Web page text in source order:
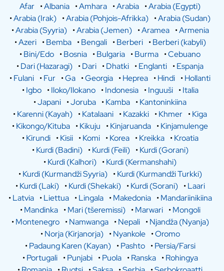
Afar •Albania •Amhara •Arabia •Arabia (Egypti)
•Arabia (Irak) •Arabia (Pohjois-Afrikka) •Arabia (Sudan)
•Arabia (Syyria) •Arabia (Jemen) •Aramea •Armenia
•Azeri •Bemba •Bengali •Berberi •Berberi (kabyli)
•Bini/Edo •Bosnia •Bulgaria •Burma •Cebuano
•Dari (Hazaragi) •Dari •Dhatki •Englanti •Espanja
•Fulani •Fur •Ga •Georgia •Heprea •Hindi •Hollanti
•Igbo •Iloko/Ilokano •Indonesia •Inguuši •Italia
•Japani •Joruba •Kamba •Kantoninkiina
•Karenni (Kayah) •Katalaani •Kazakki •Khmer •Kiga
•Kikongo/Kituba •Kikuju •Kinjaruanda •Kinjamulenge
•Kirundi •Kisii •Komi •Korea •Kreikka •Kroatia
•Kurdi (Badini) •Kurdi (Feili) •Kurdi (Gorani)
•Kurdi (Kalhori) •Kurdi (Kermanshahi)
•Kurdi (Kurmandži Syyria) •Kurdi (Kurmandži Turkki)
•Kurdi (Laki) •Kurdi (Shekaki) •Kurdi (Sorani) •Laari
•Latvia •Liettua •Lingala •Makedonia •Mandariinikiina
•Mandinka •Mari (tšeremissi) •Marwari •Mongoli
•Montenegro •Namwanga •Nepali •Njandža (Nyanja)
•Norja (Kirjanorja) •Nyankole •Oromo
•Padaung Karen (Kayan) •Pashto •Persia/Farsi
•Portugali •Punjabi •Puola •Ranska •Rohingya